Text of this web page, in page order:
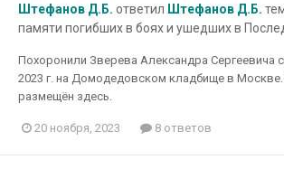
Штефанов Д.Б. ответил Штефанов Д.Б.
памяти погибших в боях и ушедших в
Похоронили Зверева Александра Сергеевича
2023 г. на Домодедовском кладбище в
размещён здесь.
20 ноября, 2023 8 ответов